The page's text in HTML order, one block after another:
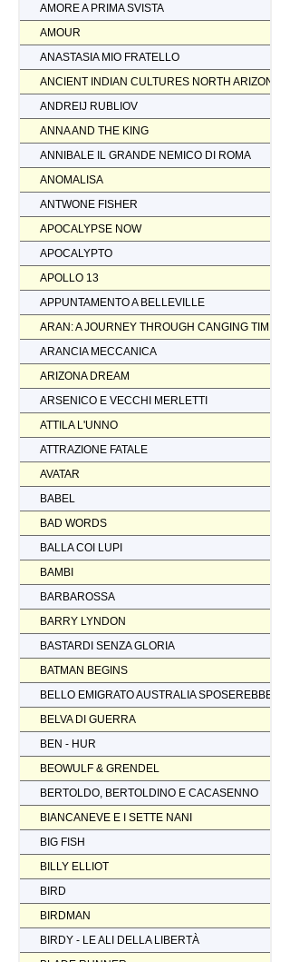
AMORE A PRIMA SVISTA
AMOUR
ANASTASIA MIO FRATELLO
ANCIENT INDIAN CULTURES NORTH ARIZONA
ANDREIJ RUBLIOV
ANNA AND THE KING
ANNIBALE IL GRANDE NEMICO DI ROMA
ANOMALISA
ANTWONE FISHER
APOCALYPSE NOW
APOCALYPTO
APOLLO 13
APPUNTAMENTO A BELLEVILLE
ARAN: A JOURNEY THROUGH CANGING TIMES
ARANCIA MECCANICA
ARIZONA DREAM
ARSENICO E VECCHI MERLETTI
ATTILA L'UNNO
ATTRAZIONE FATALE
AVATAR
BABEL
BAD WORDS
BALLA COI LUPI
BAMBI
BARBAROSSA
BARRY LYNDON
BASTARDI SENZA GLORIA
BATMAN BEGINS
BELLO EMIGRATO AUSTRALIA SPOSEREBBE
BELVA DI GUERRA
BEN - HUR
BEOWULF & GRENDEL
BERTOLDO, BERTOLDINO E CACASENNO
BIANCANEVE E I SETTE NANI
BIG FISH
BILLY ELLIOT
BIRD
BIRDMAN
BIRDY - LE ALI DELLA LIBERTÀ